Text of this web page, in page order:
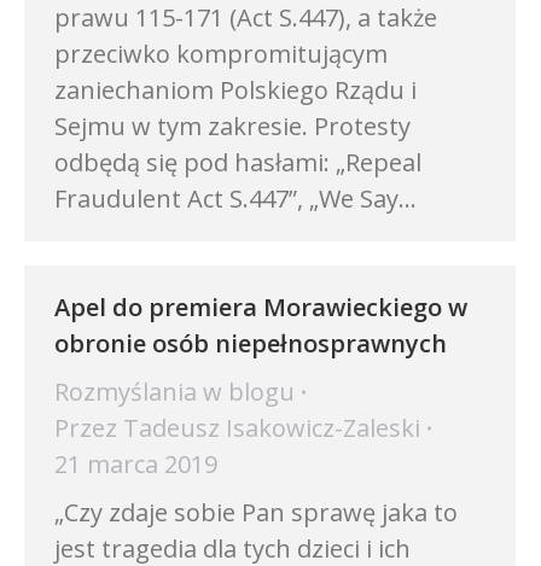
prawu 115-171 (Act S.447), a także
przeciwko kompromitującym
zaniechaniom Polskiego Rządu i
Sejmu w tym zakresie. Protesty
odbędą się pod hasłami: „Repeal
Fraudulent Act S.447”, „We Say…
Apel do premiera Morawieckiego w
obronie osób niepełnosprawnych
Rozmyślania w blogu
Przez Tadeusz Isakowicz-Zaleski
21 marca 2019
„Czy zdaje sobie Pan sprawę jaka to
jest tragedia dla tych dzieci i ich